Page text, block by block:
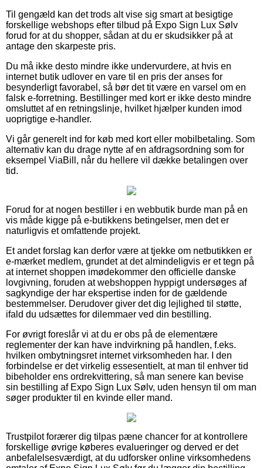
Til gengæld kan det trods alt vise sig smart at besigtige
forskellige webshops efter tilbud på Expo Sign Lux Sølv
forud for at du shopper, sådan at du er skudsikker på at
antage den skarpeste pris.
Du må ikke desto mindre ikke undervurdere, at hvis en
internet butik udlover en vare til en pris der anses for
besynderligt favorabel, så bør det tit være en varsel om en
falsk e-forretning. Bestillinger med kort er ikke desto mindre
omsluttet af en retningslinje, hvilket hjælper kunden imod
uoprigtige e-handler.
Vi går generelt ind for køb med kort eller mobilbetaling. Som
alternativ kan du drage nytte af en afdragsordning som for
eksempel ViaBill, når du hellere vil dække betalingen over
tid.
Forud for at nogen bestiller i en webbutik burde man på en
vis måde kigge på e-butikkens betingelser, men det er
naturligvis et omfattende projekt.
Et andet forslag kan derfor være at tjekke om netbutikken er
e-mærket medlem, grundet at det almindeligvis er et tegn på
at internet shoppen imødekommer den officielle danske
lovgivning, foruden at webshoppen hyppigt undersøges af
sagkyndige der har ekspertise inden for de gældende
bestemmelser. Derudover giver det dig lejlighed til støtte,
ifald du udsættes for dilemmaer ved din bestilling.
For øvrigt foreslår vi at du er obs på de elementære
reglementer der kan have indvirkning på handlen, f.eks.
hvilken ombytningsret internet virksomheden har. I den
forbindelse er det virkelig essesentielt, at man til enhver tid
bibeholder ens ordrekvittering, så man senere kan bevise
sin bestilling af Expo Sign Lux Sølv, uden hensyn til om man
søger produkter til en kvinde eller mand.
Trustpilot forærer dig tilpas pæne chancer for at kontrollere
forskellige øvrige køberes evalueringer og derved er det
anbefalelsesværdigt, at du udforsker online virksomhedens